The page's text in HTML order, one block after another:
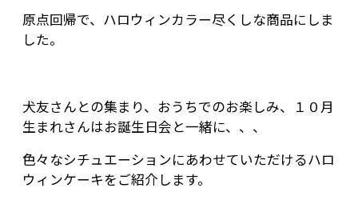
原点回帰で、ハロウィンカラー尽くしな商品にしま
した。
犬友さんとの集まり、おうちでのお楽しみ、１０月
生まれさんはお誕生日会と一緒に、、、
色々なシチュエーションにあわせていただけるハロ
ウィンケーキをご紹介します。